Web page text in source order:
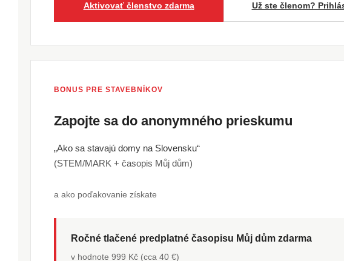
Aktivovať členstvo zdarma Už ste členom?
BONUS PRE STAVEBNÍKOV
Zapojte sa do anonymného prieskumu
„Ako sa stavajú domy na Slovensku“
(STEM/MARK + časopis Můj dům)
a ako poďakovanie získate
Ročné tlačené predplatné časopisu Můj dům zdarma
v hodnote 999 Kč (cca 40 €)